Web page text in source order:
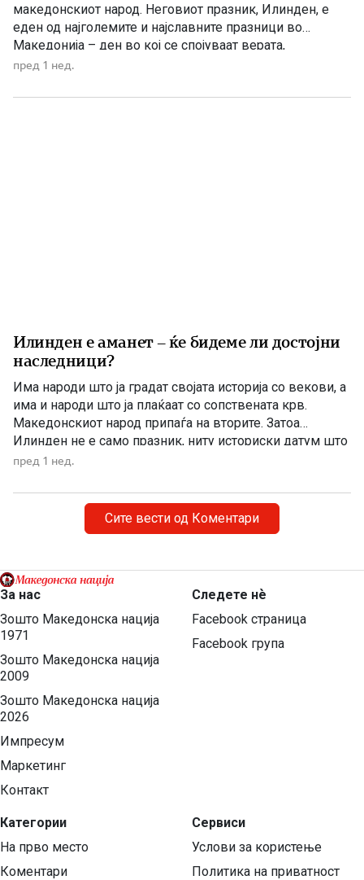
македонскиот народ. Неговиот празник, Илинден, е
еден од најголемите и најславните празници во
Македонија – ден во кој се спојуваат верата,
историјата, борбата за слобода и љубовта кон
Свети Илија како силен заштитник и небесен чувар. Во
пред 1 нед.
Илинден е аманет – ќе бидеме ли достојни
наследници?
Има народи што ја градат својата историја со векови, а
има и народи што ја плаќаат со сопствената крв.
Македонскиот народ припаѓа на вторите. Затоа
Илинден не е само празник, ниту историски датум што
еднаш годишно го одбележуваме со говори, венци и
кога мора да си го поставиме […]
пред 1 нед.
Сите вести од Коментари
За нас
Зошто Македонска нација
1971
Зошто Македонска нација
2009
Зошто Македонска нација
2026
Импресум
Маркетинг
Контакт
Категории
На прво место
Коментари
Следете нѐ
Facebook страница
Facebook група
Сервиси
Услови за користење
Политика на приватност